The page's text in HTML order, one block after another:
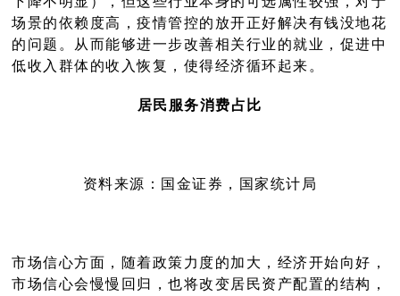
场景的依赖度高，疫情管控的放开正好解决有钱没地花
的问题。从而能够进一步改善相关行业的就业，促进中
低收入群体的收入恢复，使得经济循环起来。
居民服务消费占比
资料来源：国金证券，国家统计局
市场信心方面，随着政策力度的加大，经济开始向好，
市场信心会慢慢回归，也将改变居民资产配置的结构，